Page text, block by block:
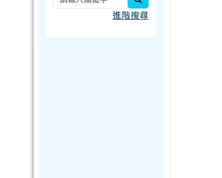
進階搜尋